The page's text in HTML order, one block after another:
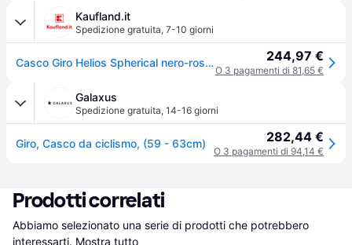
Kaufland.it
Spedizione gratuita, 7-10 giorni
Casco Giro Helios Spherical nero-rosso opaco taglia L (59-63 cm) 7129154 244,97 €
O 3 pagamenti di 81,65 €
Galaxus
Spedizione gratuita, 14-16 giorni
Giro, Casco da ciclismo, (59 - 63cm) 282,44 €
O 3 pagamenti di 94,14 €
Prodotti correlati
Abbiamo selezionato una serie di prodotti che potrebbero
interessarti. Mostra tutto